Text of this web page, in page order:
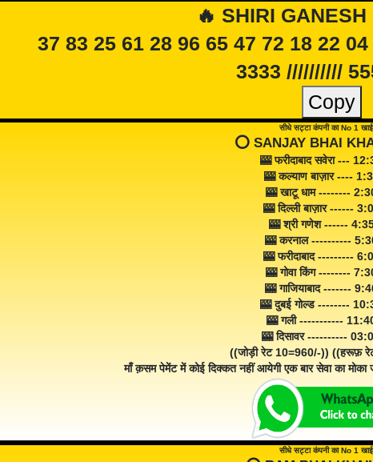
🔥 SHIRI
37 83 25 61 28 96 65 47 72 18 22
3333 //////////
Copy
सीधे सट्टा कंपनी का No 1
⭕️ SANJAY BHAI
🎰 फरीदाबाद सवेरा ---
🎰 कल्याण बाज़ार ----
🎰 खाटू धाम --------
🎰 दिल्ली बाज़ार ------
🎰 श्री गणेश ------
🎰 करनाल ----------
🎰 फरीदाबाद ---------
🎰 गोवा किंग --------
🎰 गाजियाबाद -------
🎰 दुबई गोल्ड --------
🎰 गली -----------
🎰 दिसावर ----------
((जोड़ी रेट 10=960/-)) ((हरूफ़
माँ क़सम पेमेंट में कोई दिक्कत नहीं आयेगी एक बार सेवा का
सीधे सट्टा कंपनी का No 1